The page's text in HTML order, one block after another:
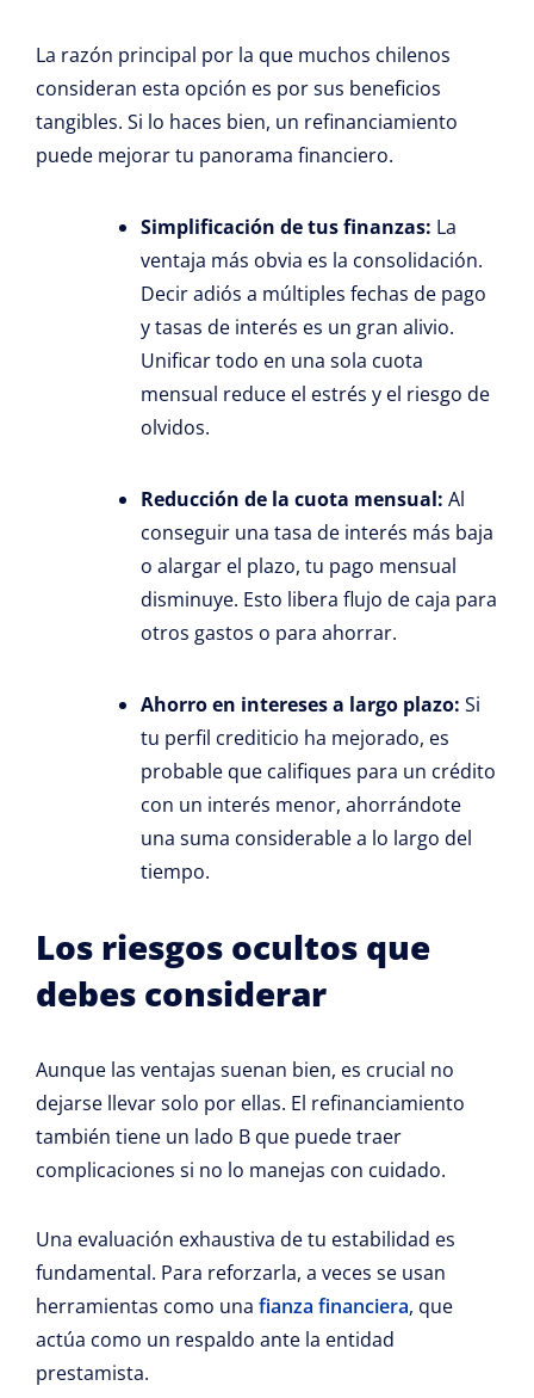
La razón principal por la que muchos chilenos
consideran esta opción es por sus beneficios
tangibles. Si lo haces bien, un refinanciamiento
puede mejorar tu panorama financiero.
Simplificación de tus finanzas: La
ventaja más obvia es la consolidación.
Decir adiós a múltiples fechas de pago
y tasas de interés es un gran alivio.
Unificar todo en una sola cuota
mensual reduce el estrés y el riesgo de
olvidos.
Reducción de la cuota mensual: Al
conseguir una tasa de interés más baja
o alargar el plazo, tu pago mensual
disminuye. Esto libera flujo de caja para
otros gastos o para ahorrar.
Ahorro en intereses a largo plazo: Si
tu perfil crediticio ha mejorado, es
probable que califiques para un crédito
con un interés menor, ahorrándote
una suma considerable a lo largo del
tiempo.
Los riesgos ocultos que
debes considerar
Aunque las ventajas suenan bien, es crucial no
dejarse llevar solo por ellas. El refinanciamiento
también tiene un lado B que puede traer
complicaciones si no lo manejas con cuidado.
Una evaluación exhaustiva de tu estabilidad es
fundamental. Para reforzarla, a veces se usan
herramientas como una fianza financiera, que
actúa como un respaldo ante la entidad
prestamista.